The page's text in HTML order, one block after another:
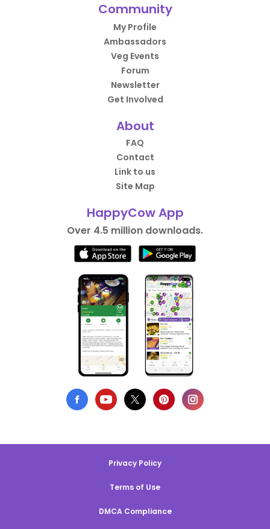
Community
My Profile
Ambassadors
Veg Events
Forum
Newsletter
Get Involved
About
FAQ
Contact
Link to us
Site Map
HappyCow App
Over 4.5 million downloads.
Privacy Policy
Terms of Use
DMCA Compliance